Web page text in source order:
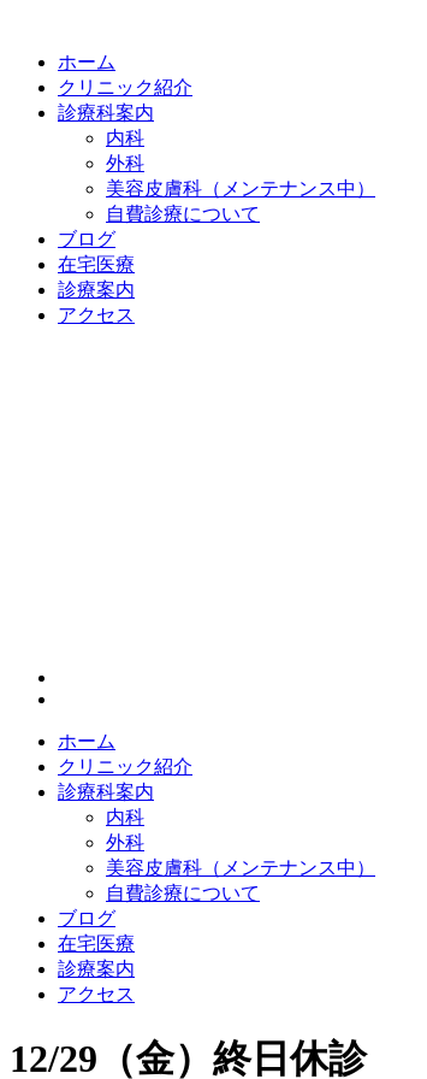
ホーム
クリニック紹介
診療科案内
内科
外科
美容皮膚科（メンテナンス中）
自費診療について
ブログ
在宅医療
診療案内
アクセス
ホーム
クリニック紹介
診療科案内
内科
外科
美容皮膚科（メンテナンス中）
自費診療について
ブログ
在宅医療
診療案内
アクセス
12/29（金）終日休診